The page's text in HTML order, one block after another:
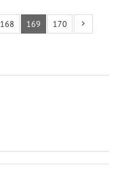
168 169 170